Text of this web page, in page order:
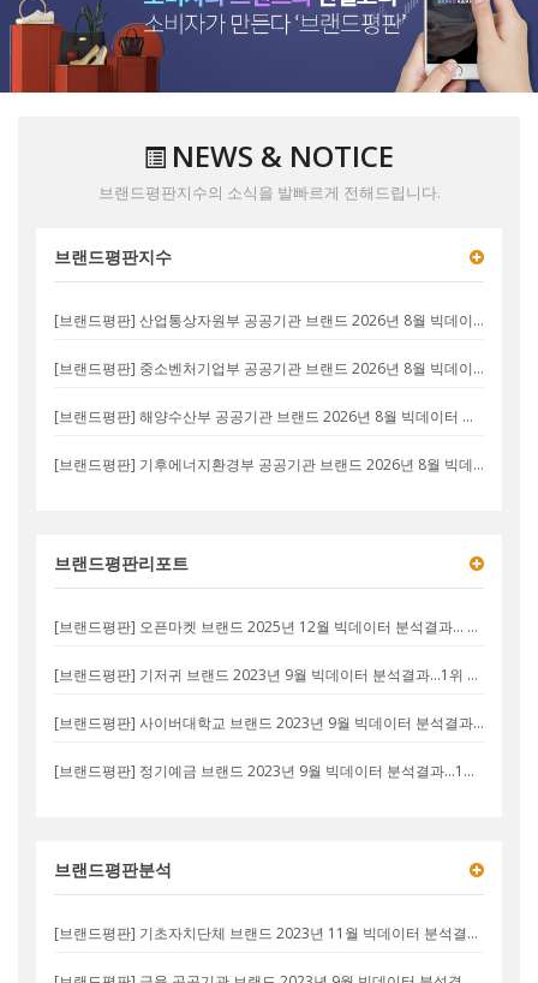
NEWS & NOTICE
브랜드평판지수의 소식을 발빠르게 전해드립니다.
브랜드평판지수
[브랜드평판] 산업통상자원부 공공기관 브랜드 2026년 8월 빅데이터 분석결과...1위 한국전력공사, 2위 한국가스공사, 3위 한국수력원자력
[브랜드평판] 중소벤처기업부 공공기관 브랜드 2026년 8월 빅데이터 분석결과...1위 공영홈쇼핑, 2위 소상공인시장진흥공단, 3위 기술보증기금
[브랜드평판] 해양수산부 공공기관 브랜드 2026년 8월 빅데이터 분석결과...1위 부산항만공사, 2위 인천항만공사, 3위 해양환경공단
[브랜드평판] 기후에너지환경부 공공기관 브랜드 2026년 8월 빅데이터 분석결과... 1위 한국수자원공사, 2위 한국환경공단, 3위 국립공원공단
브랜드평판리포트
[브랜드평판] 오픈마켓 브랜드 2025년 12월 빅데이터 분석결과... 1위 쿠팡, 2위 11번가, 3위 G마켓
[브랜드평판] 기저귀 브랜드 2023년 9월 빅데이터 분석결과...1위 페넬로페 기저귀, 2위 하기스 기저귀, 3위 슈퍼대디 기저귀
[브랜드평판] 사이버대학교 브랜드 2023년 9월 빅데이터 분석결과...1위 서울사이버대학교, 2위 경희사이버대학교, 3위 고려사이버대학교
[브랜드평판] 정기예금 브랜드 2023년 9월 빅데이터 분석결과...1위 우리은행, 2위 DGB대구은행, 3위 SBI저축은행
브랜드평판분석
[브랜드평판] 기초자치단체 브랜드 2023년 11월 빅데이터 분석결과...1위 김포시, 2위 강남구, 3위 서울 중구